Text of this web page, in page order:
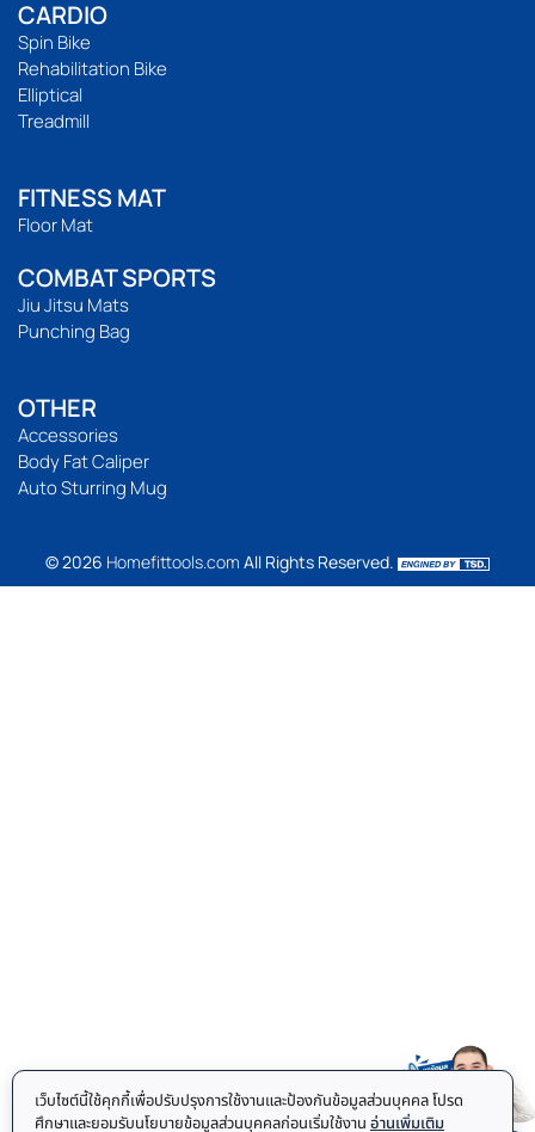
CARDIO
Spin Bike
Rehabilitation Bike
Elliptical
Treadmill
FITNESS MAT
Floor Mat
COMBAT SPORTS
Jiu Jitsu Mats
Punching Bag
OTHER
Accessories
Body Fat Caliper
Auto Sturring Mug
© 2026 Homefittools.com All Rights Reserved.
เว็บไซต์นี้ใช้คุกกี้เพื่อปรับปรุงการใช้งานและป้องกันข้อมูลส่วนบุคคล โปรด
ศึกษาและยอมรับนโยบายข้อมูลส่วนบุคคลก่อนเริ่มใช้งาน อ่านเพิ่มเติม